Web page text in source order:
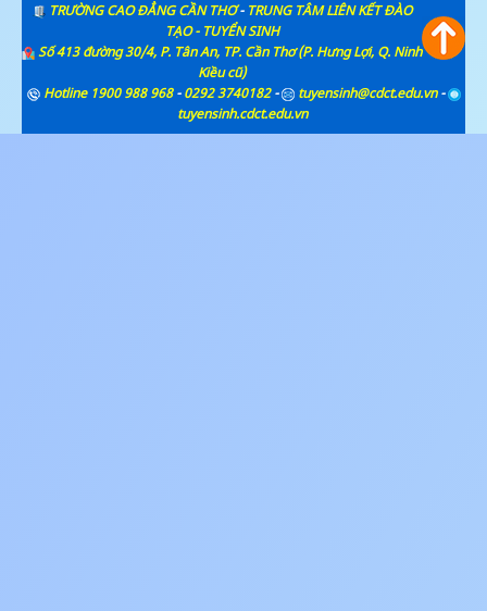
TRƯỜNG CAO ĐẲNG CẦN THƠ- TRUNG TÂM LIÊN KẾT ĐÀO
TẠO - TUYỂN SINH
Số 413 đường 30/4, P. Tân An, TP. Cần Thơ (P. Hưng Lợi, Q. Ninh
Kiều cũ)
Hotline 1900 988 968-0292 3740182- tuyensinh@cdct.edu.vn-
tuyensinh.cdct.edu.vn